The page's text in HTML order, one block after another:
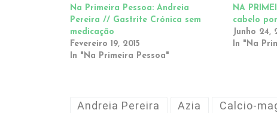
Na Primeira Pessoa: Andreia
Pereira // Gastrite Crónica sem
medicação
Fevereiro 19, 2015
In "Na Primeira Pessoa"
NA
cabelo
Junho 24,
In "Na
Andreia Pereira Azia Calcio-